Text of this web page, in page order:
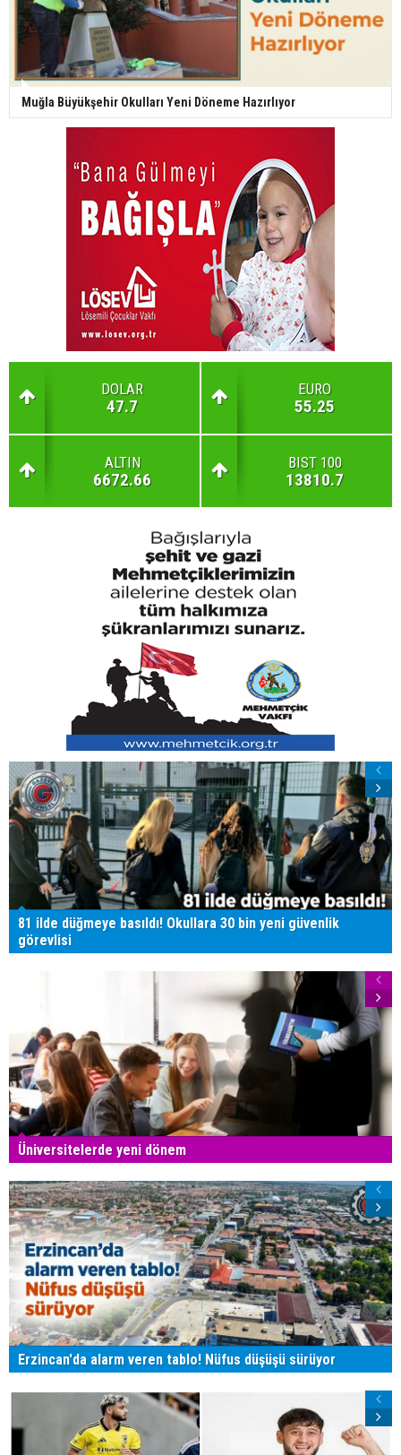
Muğla Büyükşehir Okulları Yeni Döneme Hazırlıyor
DOLAR
47.7
EURO
55.25
ALTIN
6672.66
BIST 100
13810.7
81 ilde düğmeye basıldı! Okullara 30 bin yeni güvenlik
görevlisi
Üniversitelerde yeni dönem
Erzincan'da alarm veren tablo! Nüfus düşüşü sürüyor